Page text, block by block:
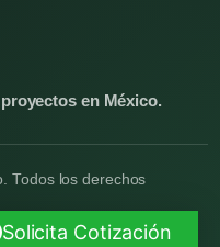
Solicita Cotización
en México.
Todos los derechos